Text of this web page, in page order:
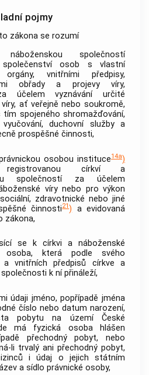
pojmy
zákona se rozumí
společností
společenství osob s vlastní
orgány, vnitřními předpisy,
obřady a projevy víry,
účelem vyznávání určité
ať veřejně nebo soukromě,
tím spojeného shromažďování,
vyučování, duchovní služby a
prospěšné činnosti,
osobou instituce14a)
registrovanou církví a
společnostíza účelem
víry nebo pro výkon
zdravotnické nebo jiné
činnosti21) a evidovaná
zákona,
se k církvi a náboženské
osoba, která podle svého
a vnitřních předpisů církve a
k ní přináleží,
údaji jméno, popřípadě jména
číslo nebo datum narození,
pobytu na území České
má fyzická osoba hlášen
přechodný pobyt, nebo
li trvalý ani přechodný pobyt,
i údaj o jejich státním
a sídlo právnické osoby,